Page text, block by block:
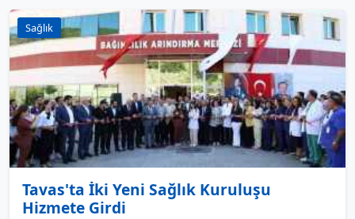
Sağlık
Tavas'ta İki Yeni Sağlık Kuruluşu
Hizmete Girdi